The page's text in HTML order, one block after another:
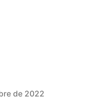
de 2022